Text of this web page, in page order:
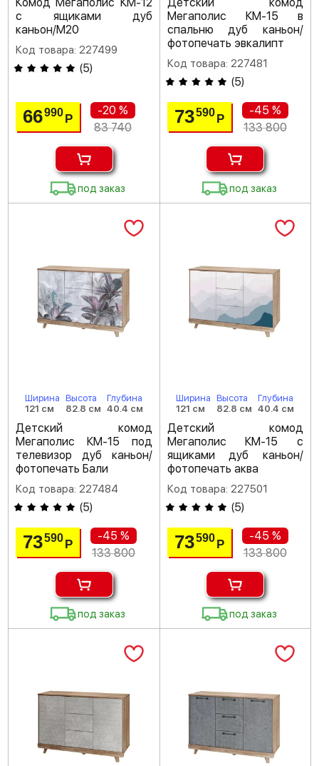
Комод Мегаполис КМ-12
с ящиками дуб
каньон/M20
Код товара: 227499
(5)
66990 Р
-20 %
83 740
под заказ
Детский комод
Мегаполис КМ-15 в
спальню дуб каньон/
фотопечать эвкалипт
Код товара: 227481
(5)
73590 Р
-45 %
133 800
под заказ
Ширина
121 см
Высота
82.8 см
Глубина
40.4 см
Детский комод
Мегаполис КМ-15 под
телевизор дуб каньон/
фотопечать Бали
Код товара: 227484
(5)
73590 Р
-45 %
133 800
под заказ
Ширина
121 см
Высота
82.8 см
Глубина
40.4 см
Детский комод
Мегаполис КМ-15 с
ящиками дуб каньон/
фотопечать аква
Код товара: 227501
(5)
73590 Р
-45 %
133 800
под заказ